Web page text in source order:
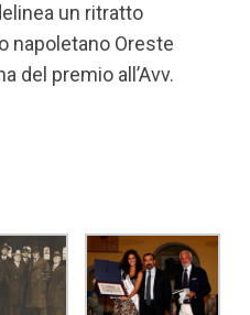
un ritratto
napoletano Oreste
del premio all’Avv.